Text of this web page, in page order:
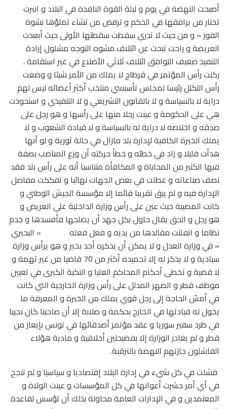
أصبحت النهضة في يوم و ليلة القوة النافذة في البلاد و انبرت
تختار من يرافقها في الحكم و ترفض من تشاء تملؤها نشوة
الفوز « و من حيث لا تدري سقطت سقطتها الأولى حيث أبعدت
العريضة و راحت تبحث عن ائتلاف مشوه التوجه مشلول إرادة
التنفيذ ضعيف التوافق ائتلاف ثلاثي الأضلاع في غير استقامة .
ركنت رأس المؤتمر في قرطاج لا يملك من الأمر شيئا و وضعت
رأس التكتل رئيسا لمجلس تأسيسي منتخب أكثر أعضائه ليس لهم
دراية لا بالسياسة و لا بالقانون التشريعي و لا التنفيذي و استحوذت
هي على الحكومة و عينت رجلا منها على رأسها و هو رجل على
صدقه و اخلاصه لا دراية له بالسياسة و لا قيادة الشعوب و لا
يملك الخبرة الكافية لإدارة بلد مازال في حالة ثورية و لو أنها
هدأت قليلا و زاد في خطئه و خطأ حركته أن وزع المناصب بصفة
فيها الكثير من المحاباة و المكافأة متناسيا أنه على رأس بلد فقد
نصف صناعاته و عطلت في بعض الجهات نهائيا و تفككت مفاصل
الإدارة فيه و لم يبق تقريبا قائما إلا مؤسسة الجيش الوطني و
كانت المصيبة حيث عين على رأس وزارة الداخلية علي العريض و
هو رجل و الحق يقال حاول بكل جهد أن يصلحها فأفسدها و خدم
نظاما و انفلتت مقالدها من يديه و فعل فعله « البحيري
« في وزارة العدل و لا يمكن أن يذكره أحد بخير و هو يرأس وزارة
سيادية و لا يذكر له إلا تجميده أكثر من 70 قاضيا من غير تهمة و
لا قضية و تخطى أحكام المحاكم العليا و النكبة الكبرى في تعيين
موظف قطر و الصهر المدلل على رأس وزارة الخارجية التي كانت
في أمسّ الحاجة إلى رجل قوي يملك من الخبرة و المعرفة ما
يخول له قيادتها في الخارج بحكمة و صلابة إلا أن صاحبنا كان نجيبا
في طرد سفير سوريا و عقد مؤتمر أصدقائها في تونس بإيعاز من
قطر و لم يغادر الوزارة إلا بفضيحتين أخلاقية و مادية هؤلاء
الفاشلون جازتهم النهضة بالترقية.
فشلت في كل شيء في إدارة البلاد إقتصاديا و سياسيا و لم تنجح
في أي أمر حشرت أعوانها في كل المؤسسات و عينت الولاة و
المعتمدين و في الإدارات العامة محاولة بذلك أن تؤسس لقاعدة